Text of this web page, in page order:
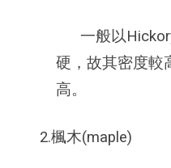
一般以
硬，故其密度較
高。
2.楓木(maple)